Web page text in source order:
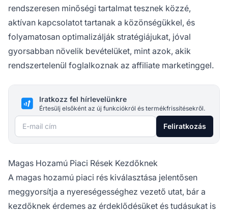
rendszeresen minőségi tartalmat tesznek közzé,
aktívan kapcsolatot tartanak a közönségükkel, és
folyamatosan optimalizálják stratégiájukat, jóval
gyorsabban növelik bevételüket, mint azok, akik
rendszertelenül foglalkoznak az affiliate marketinggel.
Iratkozz fel hírlevelünkre
Értesülj elsőként az új funkciókról és termékfrissítésekről.
E-mail cím Feliratkozás
Magas Hozamú Piaci Rések Kezdőknek
A magas hozamú piaci rés kiválasztása jelentősen
meggyorsítja a nyereségességhez vezető utat, bár a
kezdőknek érdemes az érdeklődésüket és tudásukat is